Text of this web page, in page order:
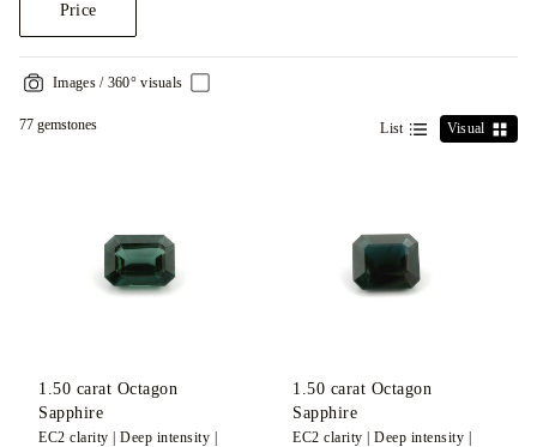
Price
Images / 360° visuals
77 gemstones List Visual
1.50 carat Octagon
Sapphire
EC2 clarity | Deep intensity |
1.50 carat Octagon
Sapphire
EC2 clarity | Deep intensity |